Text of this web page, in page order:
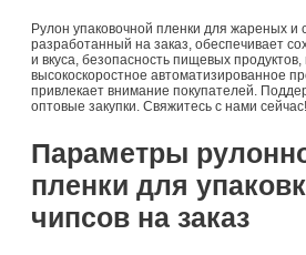
Рулон упаковочной пленки для жареных и
разработанный на заказ, обеспечивает
и вкуса, безопасность пищевых
высокоскоростное автоматизированное
привлекает внимание покупателей.
оптовые закупки. Свяжитесь с нами сейчас!
Параметры
пленки для
чипсов на заказ